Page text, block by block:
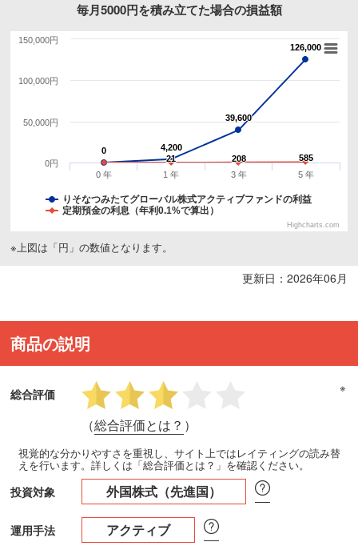
毎月5000円を積み立てた場合の損益額
0
0 4,200
4,200
39,600
39,600
126,000
126,000
21
21 208
208 585
585
りそなつみたてグローバル株式アクティブファンドの利益
定期預金の利息（年利0.1%で算出）
0 年 1 年 3 年 5 年
0円
50,000円
100,000円
150,000円
Highcharts.com
※上図は「円」の数値となります。
更新日：2026年06月
商品の説明
総合評価
（総合評価とは？ ）
※
視覚的な分かりやすさを重視し、サイト上ではレイティングの読み替
えを行います。詳しくは「総合評価とは？」を確認ください。
投資対象 外国株式（先進国）
運用手法 アクティブ